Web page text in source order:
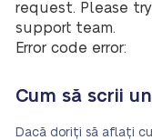
request. Please
support team.
Error code error:
Cum să scrii
Dacă doriți să aflați